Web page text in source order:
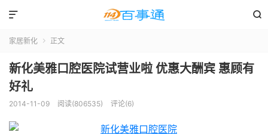


家居新化  正文
新化美雅口腔医院试营业啦 优惠大酬宾 惠顾有
好礼
2014-11-09 阅读(806535) 评论(6)